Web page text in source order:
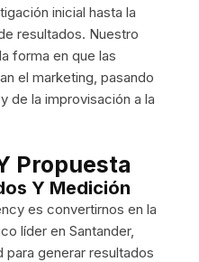
inicial hasta la
resultados. Nuestro
forma en que las
el marketing, pasando
de la improvisación a la
Propuesta
Y Medición
es convertirnos en la
líder en Santander,
generar resultados